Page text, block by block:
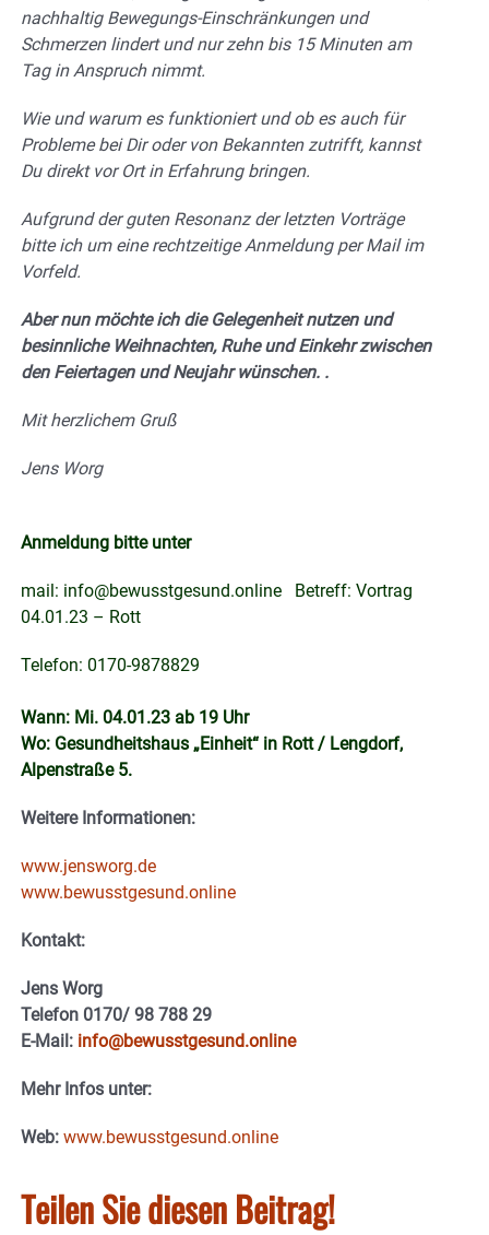
nachhaltig Bewegungs-Einschränkungen und
Schmerzen lindert und nur zehn bis 15 Minuten am
Tag in Anspruch nimmt.
Wie und warum es funktioniert und ob es auch für
Probleme bei Dir oder von Bekannten zutrifft, kannst
Du direkt vor Ort in Erfahrung bringen.
Aufgrund der guten Resonanz der letzten Vorträge
bitte ich um eine rechtzeitige Anmeldung per Mail im
Vorfeld.
Aber nun möchte ich die Gelegenheit nutzen und
besinnliche Weihnachten, Ruhe und Einkehr zwischen
den Feiertagen und Neujahr wünschen. .
Mit herzlichem Gruß
Jens Worg
Anmeldung bitte unter
mail: info@bewusstgesund.online Betreff: Vortrag
04.01.23 – Rott
Telefon: 0170-9878829
Wann: Mi. 04.01.23 ab 19 Uhr
Wo: Gesundheitshaus „Einheit“ in Rott / Lengdorf,
Alpenstraße 5.
Weitere Informationen:
www.jensworg.de
www.bewusstgesund.online
Kontakt:
Jens Worg
Telefon 0170/ 98 788 29
E-Mail: info@bewusstgesund.online
Mehr Infos unter:
Web: www.bewusstgesund.online
Teilen Sie diesen Beitrag!